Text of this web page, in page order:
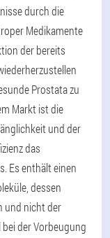
durch die
Medikamente
der bereits
Prostata zu
Markt ist die
und der
das
Es enthält einen
dessen
und nicht der
der Vorbeugung